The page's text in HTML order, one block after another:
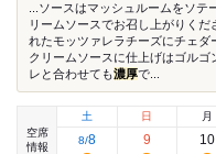
...ソースはマッシュルームをソ
リームソースでお召し上がりく
れたモッツァレラチーズにチェダ
クリームソースに仕上げはゴルゴ
レと合わせても濃厚で...
空席
情報
土
8/8
日
9
月
10